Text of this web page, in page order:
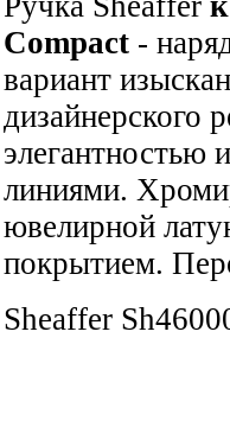
Compact -
вариант
дизайнерского
элегантностью
линиями.
ювелирной
покрытием.
Sheaffer